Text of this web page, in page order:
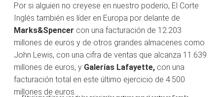
Por si alguien no creyese en nuestro poderío, El Corte
Inglés también es líder en Europa por delante de
Marks&Spencer con una facturación de 12.203
millones de euros y de otros grandes almacenes como
John Lewis, con una cifra de ventas que alcanza 11.639
millones de euros, y Galerías Lafayette, con una
facturación total en este último ejercicio de 4.500
millones de euros.